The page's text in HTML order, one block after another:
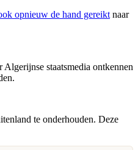
opnieuw de hand gereikt naar
staatsmedia ontkennen
te onderhouden. Deze